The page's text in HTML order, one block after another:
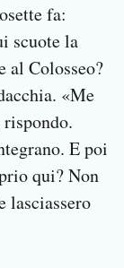
fa:
scuote la
al Colosseo?
«Me
rispondo.
E poi
qui? Non
lasciassero